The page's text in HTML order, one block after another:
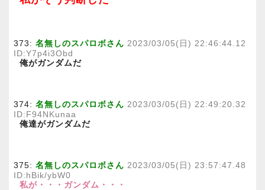
373: 名無しのスパロボさん 2023/03/05(日) 22:46:44.12
ID:Y7p4i3Obd
俺がガンダムだ
374: 名無しのスパロボさん 2023/03/05(日) 22:49:20.32
ID:F94NKunaa
俺達がガンダムだ
375: 名無しのスパロボさん 2023/03/05(日) 23:57:47.48
ID:hBik/ybW0
私が・・・ガンダム・・・